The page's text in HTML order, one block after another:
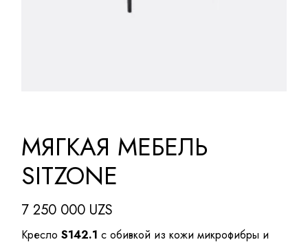
МЯГКАЯ МЕБЕЛЬ
SITZONE
7 250 000 UZS
КреслоS142.1 с обивкой из кожи микрофибры и